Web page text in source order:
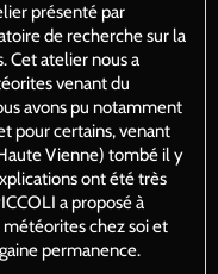
présenté par
de recherche sur la
Cet atelier nous a
venant du
avons pu notamment
pour certains, venant
Vienne) tombé il y
ont été très
a proposé à
chez soi et
permanence.